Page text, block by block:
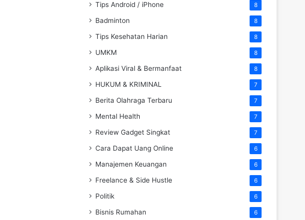
Tips Android / iPhone 8
Badminton 8
Tips Kesehatan Harian 8
UMKM 8
Aplikasi Viral & Bermanfaat 8
HUKUM & KRIMINAL 7
Berita Olahraga Terbaru 7
Mental Health 7
Review Gadget Singkat 7
Cara Dapat Uang Online 6
Manajemen Keuangan 6
Freelance & Side Hustle 6
Politik 6
Bisnis Rumahan 6